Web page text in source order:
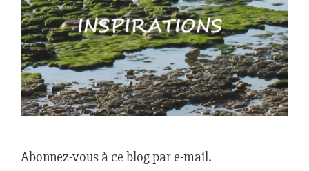
Abonnez-vous à ce blog par e-mail.